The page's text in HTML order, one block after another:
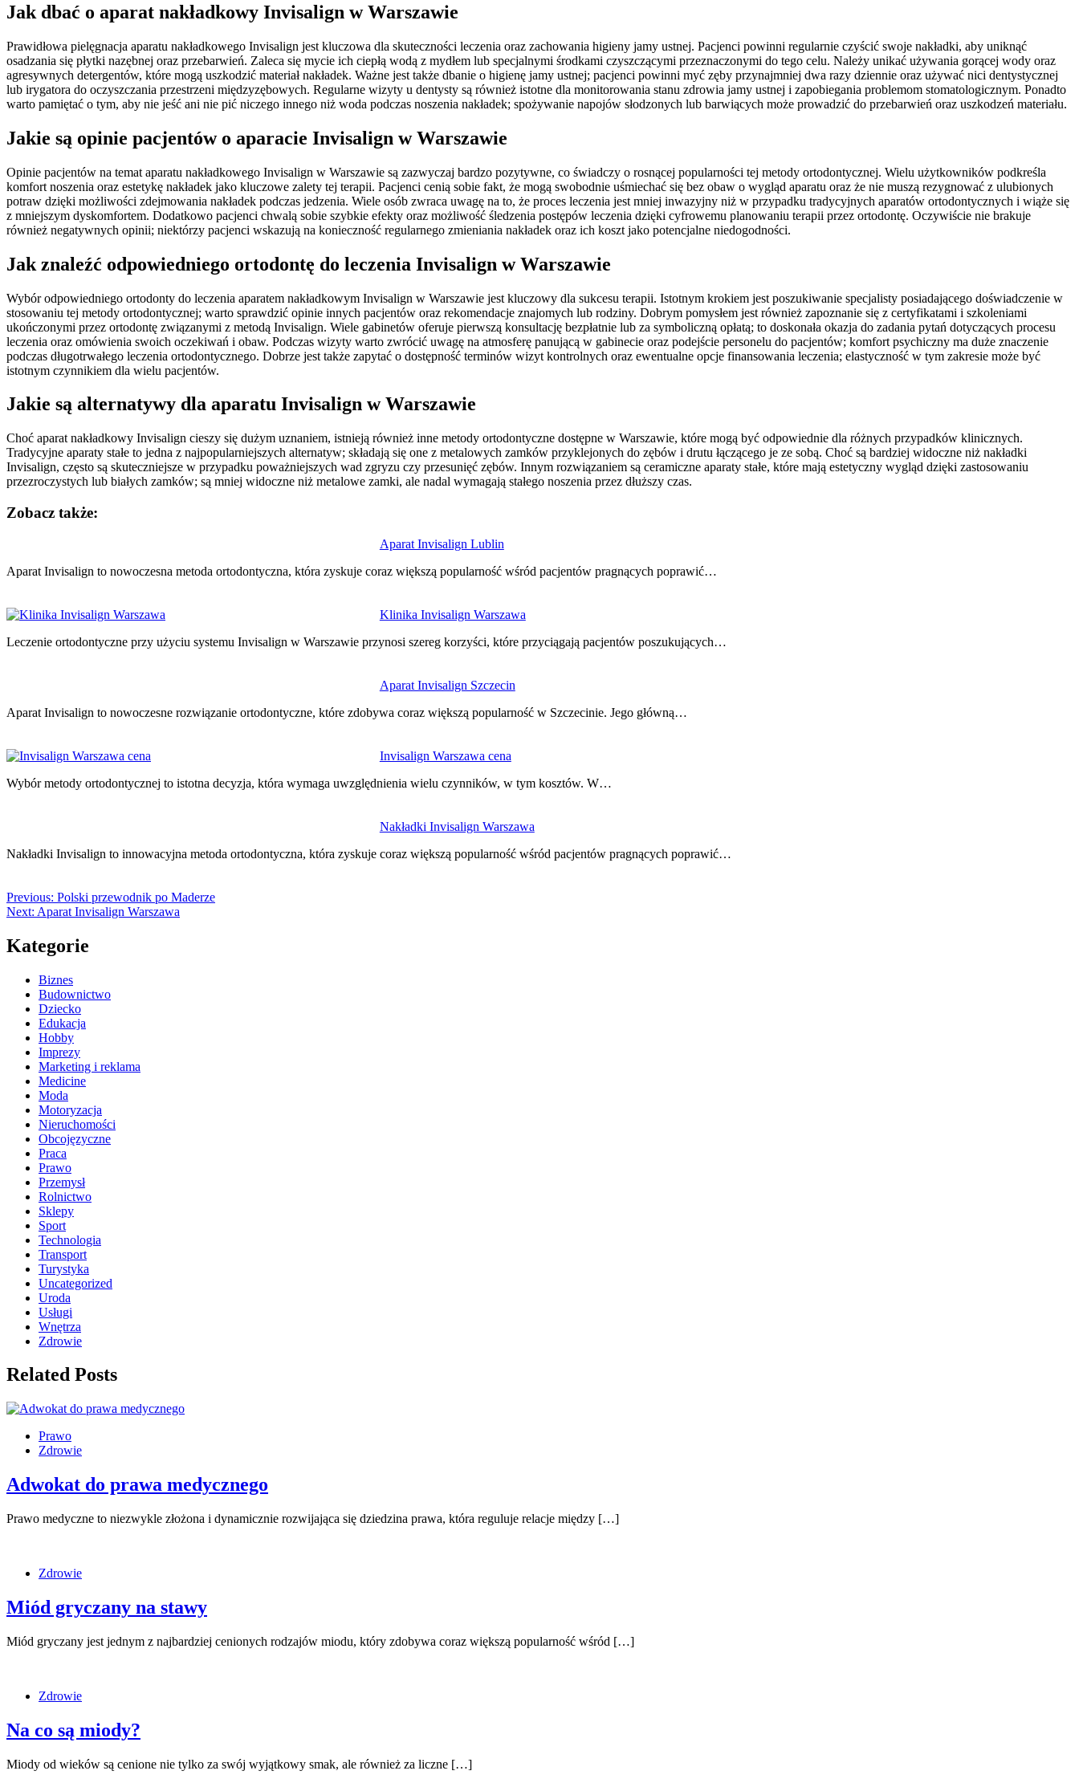
Jak dbać o aparat nakładkowy Invisalign w Warszawie
Prawidłowa pielęgnacja aparatu nakładkowego Invisalign jest kluczowa dla skuteczności leczenia oraz zachowania higieny jamy ustnej. Pacjenci powinni regularnie czyścić swoje nakładki, aby uniknąć
osadzania się płytki nazębnej oraz przebarwień. Zaleca się mycie ich ciepłą wodą z mydłem lub specjalnymi środkami czyszczącymi przeznaczonymi do tego celu. Należy unikać używania gorącej wody oraz
agresywnych detergentów, które mogą uszkodzić materiał nakładek. Ważne jest także dbanie o higienę jamy ustnej; pacjenci powinni myć zęby przynajmniej dwa razy dziennie oraz używać nici dentystycznej
lub irygatora do oczyszczania przestrzeni międzyzębowych. Regularne wizyty u dentysty są również istotne dla monitorowania stanu zdrowia jamy ustnej i zapobiegania problemom stomatologicznym. Ponadto
warto pamiętać o tym, aby nie jeść ani nie pić niczego innego niż woda podczas noszenia nakładek; spożywanie napojów słodzonych lub barwiących może prowadzić do przebarwień oraz uszkodzeń materiału.
Jakie są opinie pacjentów o aparacie Invisalign w Warszawie
Opinie pacjentów na temat aparatu nakładkowego Invisalign w Warszawie są zazwyczaj bardzo pozytywne, co świadczy o rosnącej popularności tej metody ortodontycznej. Wielu użytkowników podkreśla
komfort noszenia oraz estetykę nakładek jako kluczowe zalety tej terapii. Pacjenci cenią sobie fakt, że mogą swobodnie uśmiechać się bez obaw o wygląd aparatu oraz że nie muszą rezygnować z ulubionych
potraw dzięki możliwości zdejmowania nakładek podczas jedzenia. Wiele osób zwraca uwagę na to, że proces leczenia jest mniej inwazyjny niż w przypadku tradycyjnych aparatów ortodontycznych i wiąże się
z mniejszym dyskomfortem. Dodatkowo pacjenci chwalą sobie szybkie efekty oraz możliwość śledzenia postępów leczenia dzięki cyfrowemu planowaniu terapii przez ortodontę. Oczywiście nie brakuje
również negatywnych opinii; niektórzy pacjenci wskazują na konieczność regularnego zmieniania nakładek oraz ich koszt jako potencjalne niedogodności.
Jak znaleźć odpowiedniego ortodontę do leczenia Invisalign w Warszawie
Wybór odpowiedniego ortodonty do leczenia aparatem nakładkowym Invisalign w Warszawie jest kluczowy dla sukcesu terapii. Istotnym krokiem jest poszukiwanie specjalisty posiadającego doświadczenie w
stosowaniu tej metody ortodontycznej; warto sprawdzić opinie innych pacjentów oraz rekomendacje znajomych lub rodziny. Dobrym pomysłem jest również zapoznanie się z certyfikatami i szkoleniami
ukończonymi przez ortodontę związanymi z metodą Invisalign. Wiele gabinetów oferuje pierwszą konsultację bezpłatnie lub za symboliczną opłatą; to doskonała okazja do zadania pytań dotyczących procesu
leczenia oraz omówienia swoich oczekiwań i obaw. Podczas wizyty warto zwrócić uwagę na atmosferę panującą w gabinecie oraz podejście personelu do pacjentów; komfort psychiczny ma duże znaczenie
podczas długotrwałego leczenia ortodontycznego. Dobrze jest także zapytać o dostępność terminów wizyt kontrolnych oraz ewentualne opcje finansowania leczenia; elastyczność w tym zakresie może być
istotnym czynnikiem dla wielu pacjentów.
Jakie są alternatywy dla aparatu Invisalign w Warszawie
Choć aparat nakładkowy Invisalign cieszy się dużym uznaniem, istnieją również inne metody ortodontyczne dostępne w Warszawie, które mogą być odpowiednie dla różnych przypadków klinicznych.
Tradycyjne aparaty stałe to jedna z najpopularniejszych alternatyw; składają się one z metalowych zamków przyklejonych do zębów i drutu łączącego je ze sobą. Choć są bardziej widoczne niż nakładki
Invisalign, często są skuteczniejsze w przypadku poważniejszych wad zgryzu czy przesunięć zębów. Innym rozwiązaniem są ceramiczne aparaty stałe, które mają estetyczny wygląd dzięki zastosowaniu
przezroczystych lub białych zamków; są mniej widoczne niż metalowe zamki, ale nadal wymagają stałego noszenia przez dłuższy czas.
Zobacz także:
Aparat Invisalign Lublin
Aparat Invisalign to nowoczesna metoda ortodontyczna, która zyskuje coraz większą popularność wśród pacjentów pragnących poprawić…
Klinika Invisalign Warszawa
Leczenie ortodontyczne przy użyciu systemu Invisalign w Warszawie przynosi szereg korzyści, które przyciągają pacjentów poszukujących…
Aparat Invisalign Szczecin
Aparat Invisalign to nowoczesne rozwiązanie ortodontyczne, które zdobywa coraz większą popularność w Szczecinie. Jego główną…
Invisalign Warszawa cena
Wybór metody ortodontycznej to istotna decyzja, która wymaga uwzględnienia wielu czynników, w tym kosztów. W…
Nakładki Invisalign Warszawa
Nakładki Invisalign to innowacyjna metoda ortodontyczna, która zyskuje coraz większą popularność wśród pacjentów pragnących poprawić…
wpisu
Previous: Polski przewodnik po Maderze
Next: Aparat Invisalign Warszawa
Kategorie
Biznes
Budownictwo
Dziecko
Edukacja
Hobby
Imprezy
Marketing i reklama
Medicine
Moda
Motoryzacja
Nieruchomości
Obcojęzyczne
Praca
Prawo
Przemysł
Rolnictwo
Sklepy
Sport
Technologia
Transport
Turystyka
Uncategorized
Uroda
Usługi
Wnętrza
Zdrowie
Related Posts
Prawo
Zdrowie
Adwokat do prawa medycznego
Prawo medyczne to niezwykle złożona i dynamicznie rozwijająca się dziedzina prawa, która reguluje relacje między […]
Zdrowie
Miód gryczany na stawy
Miód gryczany jest jednym z najbardziej cenionych rodzajów miodu, który zdobywa coraz większą popularność wśród […]
Zdrowie
Na co są miody?
Miody od wieków są cenione nie tylko za swój wyjątkowy smak, ale również za liczne […]